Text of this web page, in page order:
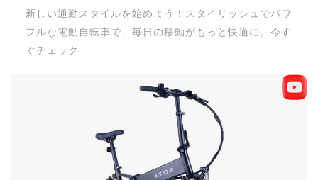
新しい通勤スタイルを始めよう！スタイリッシュでパワ
フルな電動自転車で、毎日の移動がもっと快適に。今す
ぐチェック